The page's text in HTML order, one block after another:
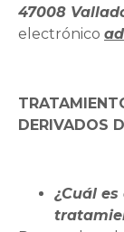
47008
electrónico
DERIVADOS
¿Cuál